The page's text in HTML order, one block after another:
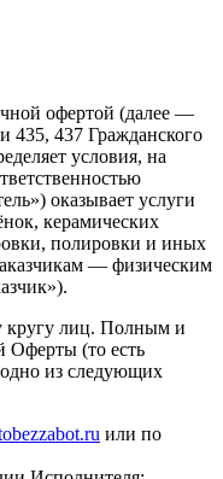
офертой (далее —
435, 437 Гражданского
условия, на
оказывает услуги
керамических
полировки и иных
— физическим
кругу лиц. Полным и
Оферты (то есть
одно из следующих
или по